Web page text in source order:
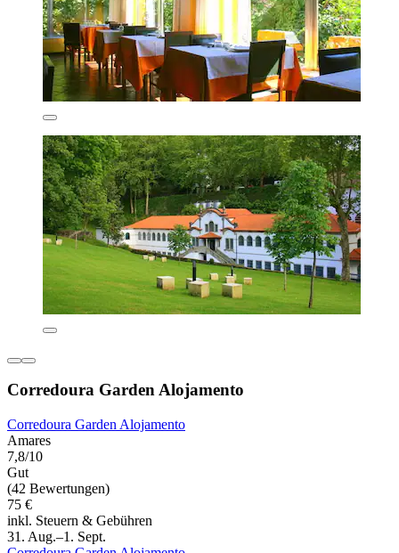
Corredoura Garden Alojamento
Corredoura Garden Alojamento
Amares
7,8/10
Gut
(42 Bewertungen)
75 €
inkl. Steuern & Gebühren
31. Aug.–1. Sept.